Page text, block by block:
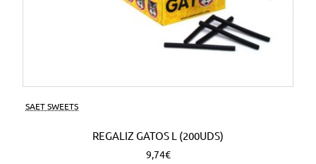
SAET SWEETS
REGALIZ GATOS L (200UDS)
9,74€